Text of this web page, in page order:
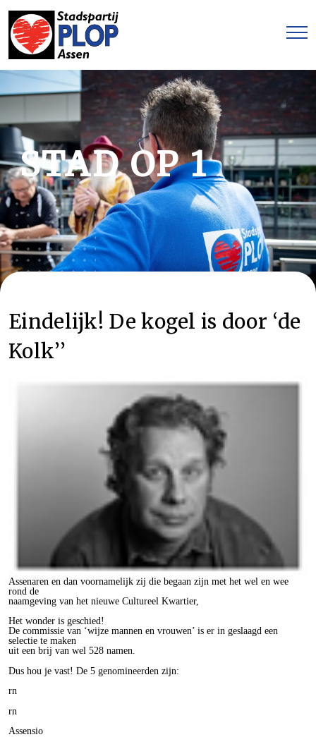
STAD OP 1
Eindelijk! De kogel is door ‘de
Kolk’’
Assenaren en dan voornamelijk zij die begaan zijn met het wel en wee
rond de
naamgeving van het nieuwe Cultureel Kwartier,
Het wonder is geschied!
De commissie van ‘wijze mannen en vrouwen’ is er in geslaagd een
selectie te maken
uit een brij van wel 528 namen.
Dus hou je vast! De 5 genomineerden zijn:
rn
rn
Assensio